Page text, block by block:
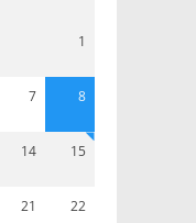
1
7 8
14 15
21 22